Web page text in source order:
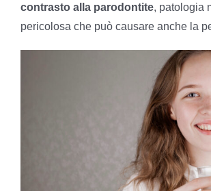
contrasto alla parodontite, patologia
pericolosa che può causare anche la